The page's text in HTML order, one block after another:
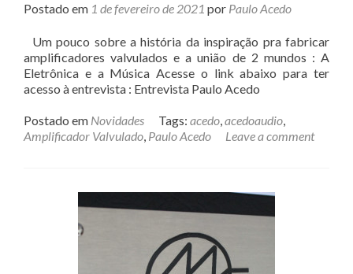
Postado em 1 de fevereiro de 2021 por Paulo Acedo
Um pouco sobre a história da inspiração pra fabricar
amplificadores valvulados e a união de 2 mundos : A
Eletrônica e a Música Acesse o link abaixo para ter
acesso à entrevista : Entrevista Paulo Acedo
Postado em Novidades Tags: acedo,acedoaudio,
Amplificador Valvulado, Paulo Acedo Leave a comment